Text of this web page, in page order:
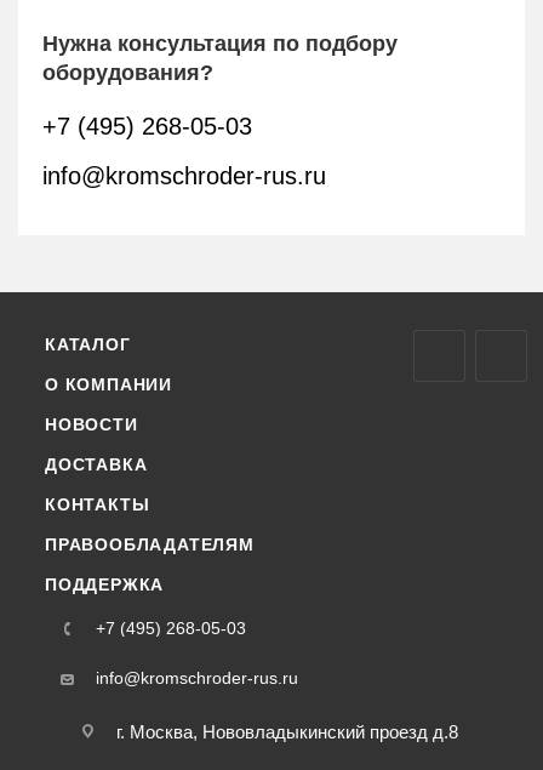
Нужна консультация по подбору
оборудования?
+7 (495) 268-05-03
info@kromschroder-rus.ru
КАТАЛОГ
О КОМПАНИИ
НОВОСТИ
ДОСТАВКА
КОНТАКТЫ
ПРАВООБЛАДАТЕЛЯМ
ПОДДЕРЖКА
+7 (495) 268-05-03
info@kromschroder-rus.ru
г. Москва, Нововладыкинский проезд д.8